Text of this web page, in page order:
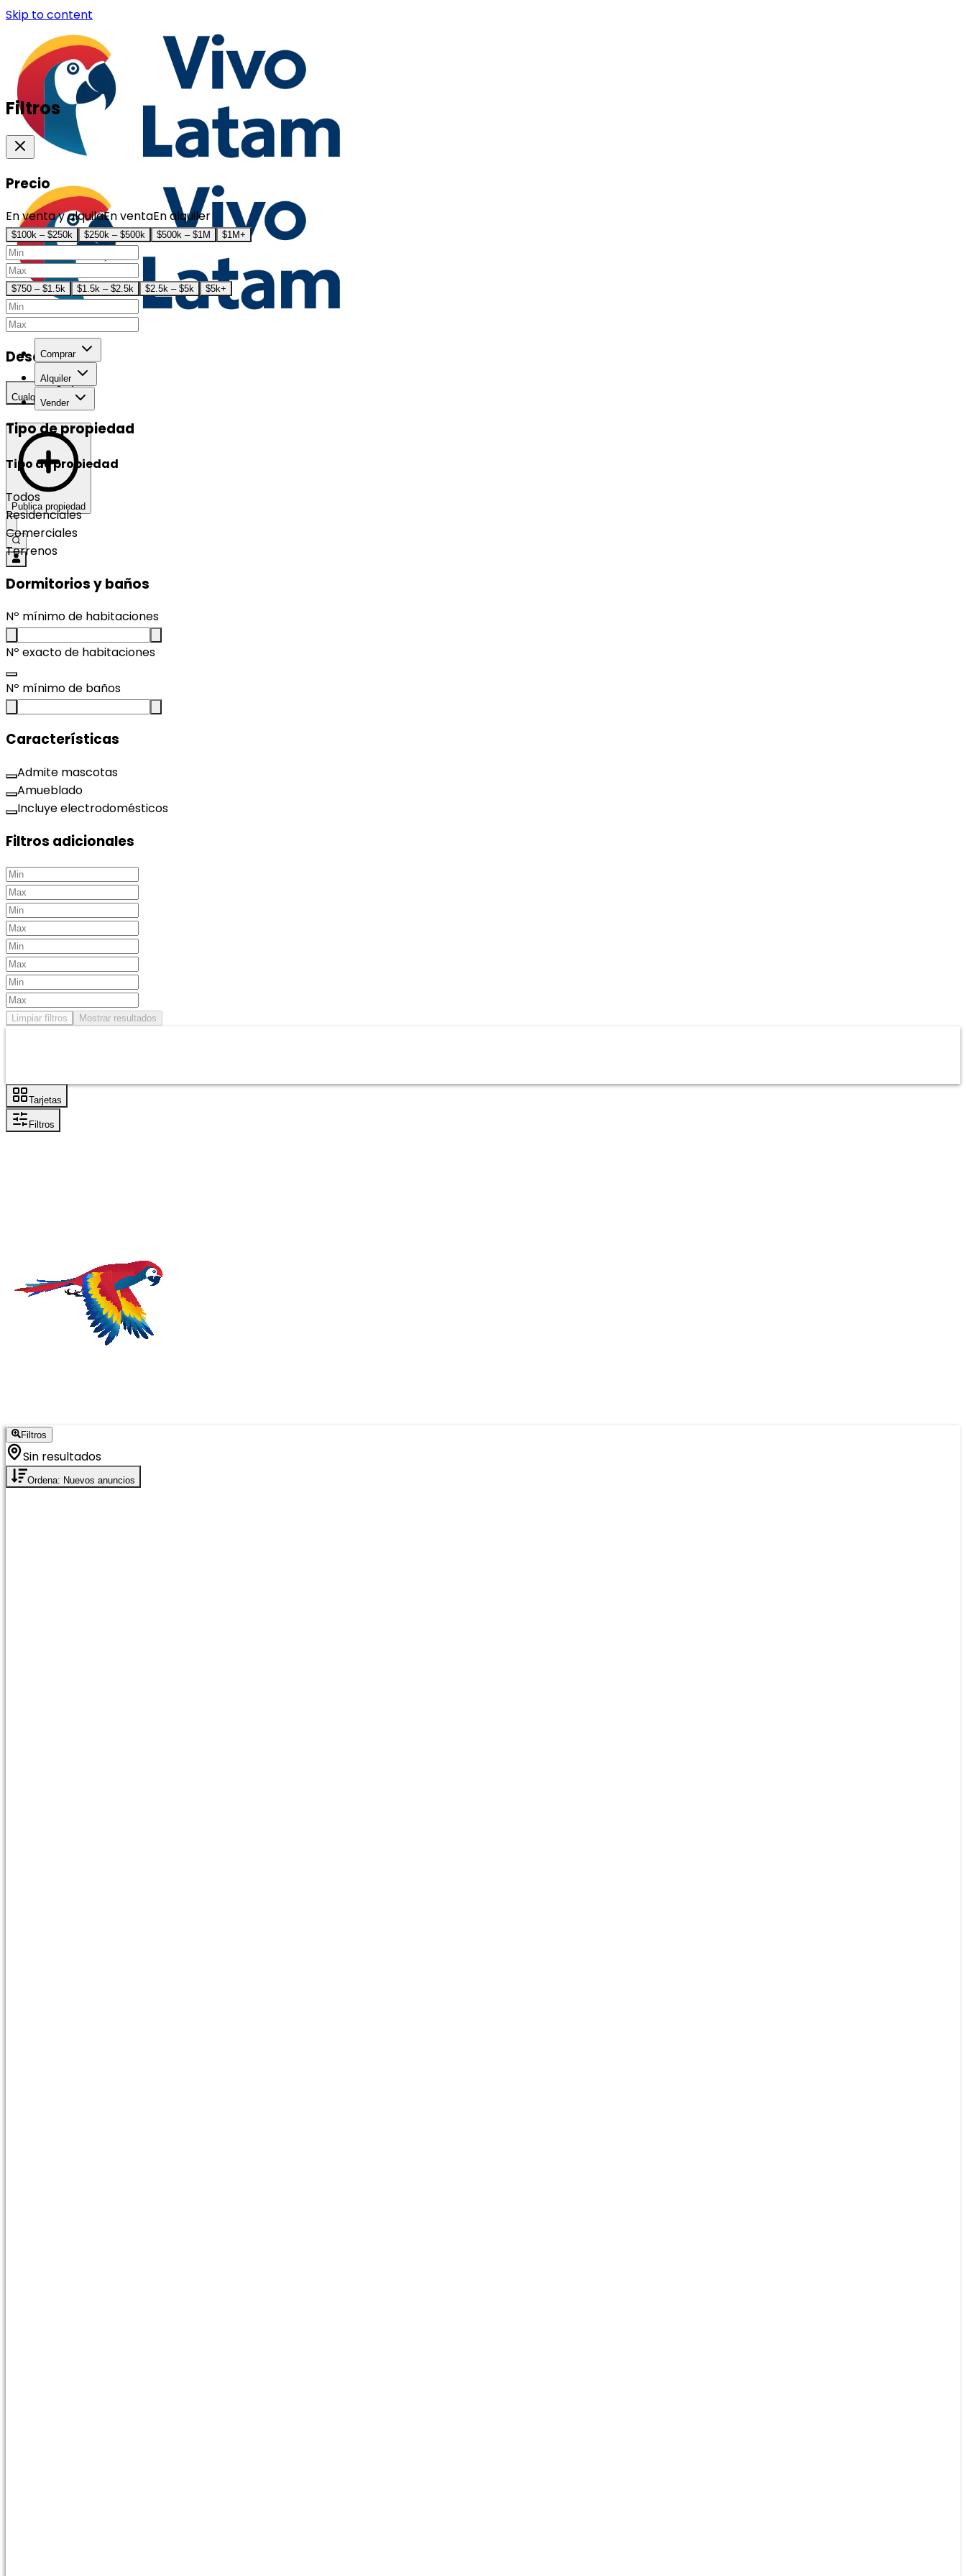
Skip to content
Comprar
Alquiler
Vender
Publica propiedad
Filtros
Precio
En venta y alquilaEn ventaEn alquiler
$100k – $250k $250k – $500k $500k – $1M $1M+
$750 – $1.5k $1.5k – $2.5k $2.5k – $5k $5k+
Desarrollo
Cualquier
Tipo de propiedad
Tipo de propiedad
Todos
Residenciales
Comerciales
Terrenos
Dormitorios y baños
Nº mínimo de habitaciones
Nº exacto de habitaciones
Nº mínimo de baños
Características
Admite mascotas
Amueblado
Incluye electrodomésticos
Filtros adicionales
Limpiar filtros Mostrar resultados
Tarjetas
Filtros
Filtros
Sin resultados
Ordena: Nuevos anuncios